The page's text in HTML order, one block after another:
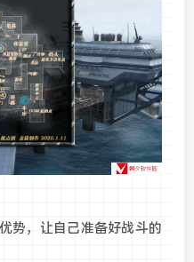
势，让自己准备好战斗的